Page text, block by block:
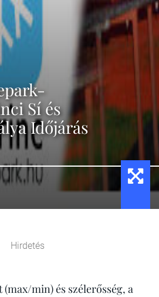
Sí és
Időjárás
Hirdetés
min) és szélerősség, a